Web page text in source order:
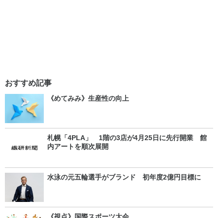
おすすめ記事
《めてみみ》生産性の向上
札幌「4PLA」 1階の3店が4月25日に先行開業 館
内アートを順次展開
水泳の元五輪選手がブランド 初年度2億円目標に